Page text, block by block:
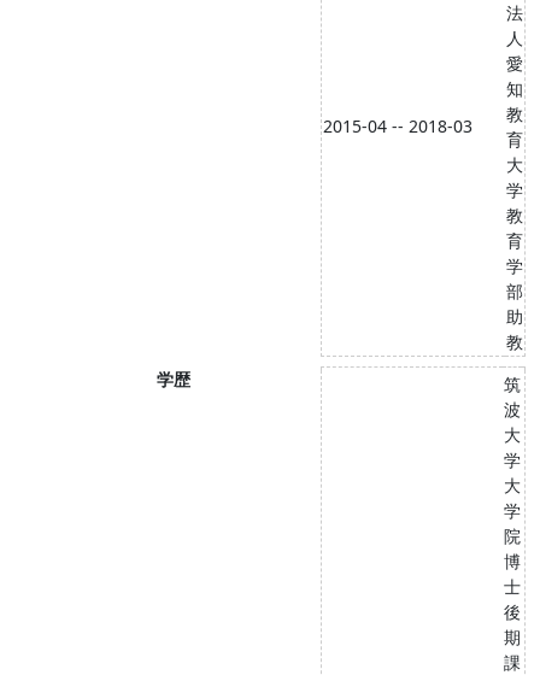
2015-04 -- 2018-03
法
人
愛
知
教
育
大
学
教
育
学
部
助
教
学歴
筑
波
大
学
大
学
院
博
士
後
期
課